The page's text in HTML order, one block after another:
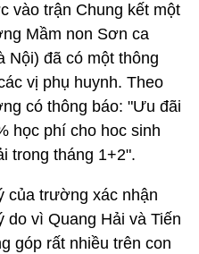
vào trận Chung kết một
Mầm non Sơn ca
Nội) đã có một thông
vị phụ huynh. Theo
có thông báo: "Ưu đãi
học phí cho hoc sinh
trong tháng 1+2".
của trường xác nhận
do vì Quang Hải và Tiến
góp rất nhiều trên con